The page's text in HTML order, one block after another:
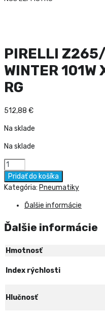
PIRELLI
WINTER 101W
RG
512,88 €
Na sklade
Na sklade
množstvo
PIRELLI
Z265/35
PZERO
101W
NCS
MO1
Pridať do košíka
Kategória: Pneumatiky
Ďalšie informácie
Ďalšie informácie
Hmotnosť
Index rýchlosti
Hlučnosť